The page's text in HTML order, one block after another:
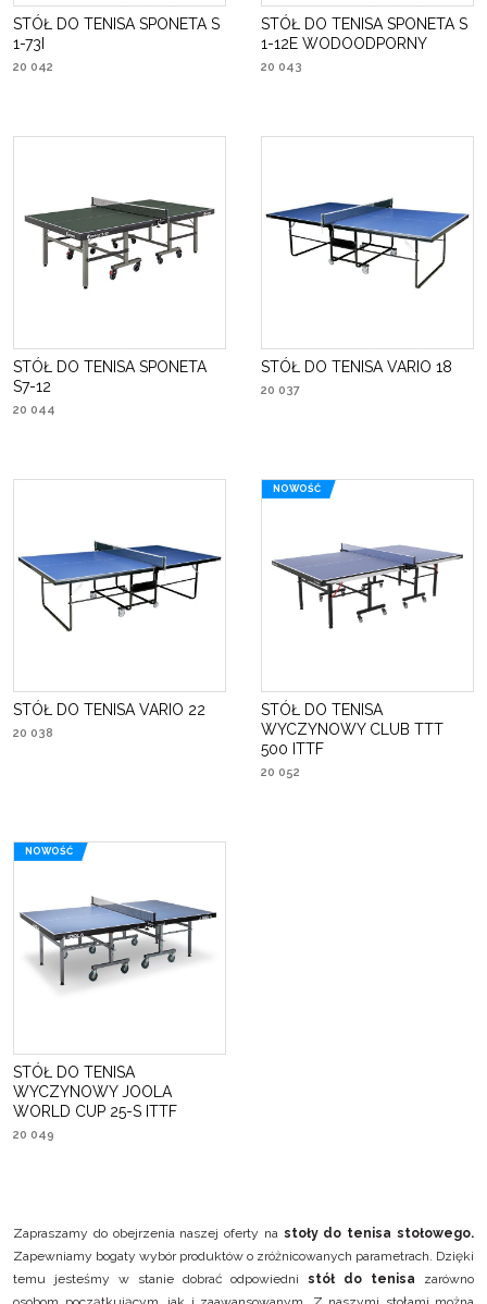
STÓŁ DO TENISA SPONETA S
1-73I
20 042
STÓŁ DO TENISA SPONETA S
1-12E WODOODPORNY
20 043
STÓŁ DO TENISA SPONETA
S7-12
20 044
STÓŁ DO TENISA VARIO 18
20 037
STÓŁ DO TENISA VARIO 22
20 038
NOWOŚĆ
STÓŁ DO TENISA
WYCZYNOWY CLUB TTT
500 ITTF
20 052
NOWOŚĆ
STÓŁ DO TENISA
WYCZYNOWY JOOLA
WORLD CUP 25-S ITTF
20 049
Zapraszamy do obejrzenia naszej oferty na stoły do tenisa stołowego.
Zapewniamy bogaty wybór produktów o zróżnicowanych parametrach. Dzięki
temu jesteśmy w stanie dobrać odpowiednistół do tenisa zarówno